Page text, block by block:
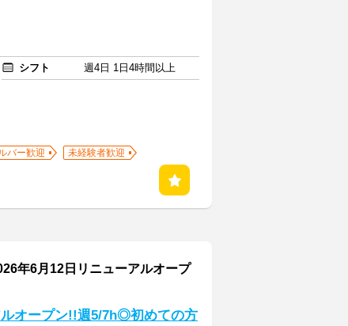
シフト
週4日 1日4時間以上
バー歓迎
未経験者歓迎
年6月12日リニューアルオープ
ルオープン!!週5/7h◎初めての方